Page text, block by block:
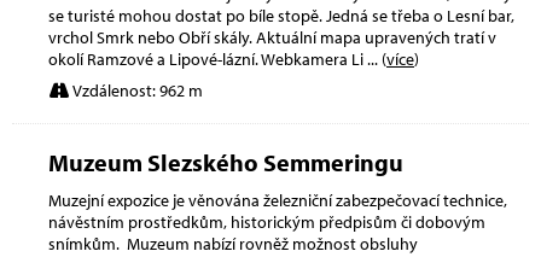
se turisté mohou dostat po bíle stopě. Jedná se třeba o Lesní bar,
vrchol Smrk nebo Obří skály. Aktuální mapa upravených tratí v
okolí Ramzové a Lipové-lázní. Webkamera Li... (více)
Vzdálenost: 962 m
Muzeum Slezského Semmeringu
Muzejní expozice je věnována železniční zabezpečovací technice,
návěstním prostředkům, historickým předpisům či dobovým
snímkům. Muzeum nabízí rovněž možnost obsluhy